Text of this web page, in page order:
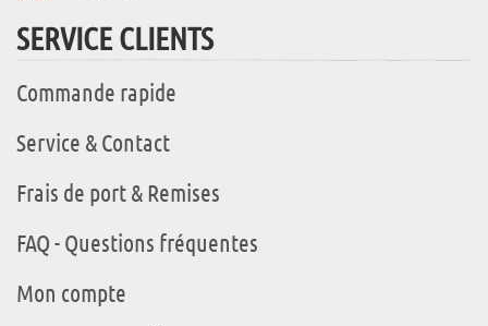
SERVICE CLIENTS
Commande rapide
Service & Contact
Frais de port & Remises
FAQ - Questions fréquentes
Mon compte